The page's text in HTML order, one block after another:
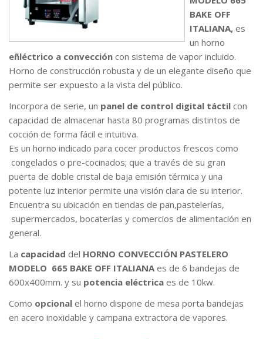
BAKE OFF
ITALIANA, es
un horno
eñléctrico a convección con sistema de vapor incluido.
Horno de construcción robusta y de un elegante diseño que
permite ser expuesto a la vista del público.
Incorpora de serie, un panel de control digital táctil con
capacidad de almacenar hasta 80 programas distintos de
cocción de forma fácil e intuitiva.
Es un horno indicado para cocer productos frescos como
congelados o pre-cocinados; que a través de su gran
puerta de doble cristal de baja emisión térmica y una
potente luz interior permite una visión clara de su interior.
Encuentra su ubicación en tiendas de pan,pastelerías,
supermercados, bocaterías y comercios de alimentación en
general.
La capacidad del HORNO CONVECCIÓN PASTELERO
MODELO 665 BAKE OFF ITALIANAes de 6 bandejas de
600x400mm. y su potencia eléctrica es de 10kw.
Como opcional el horno dispone de mesa porta bandejas
en acero inoxidable y campana extractora de vapores.